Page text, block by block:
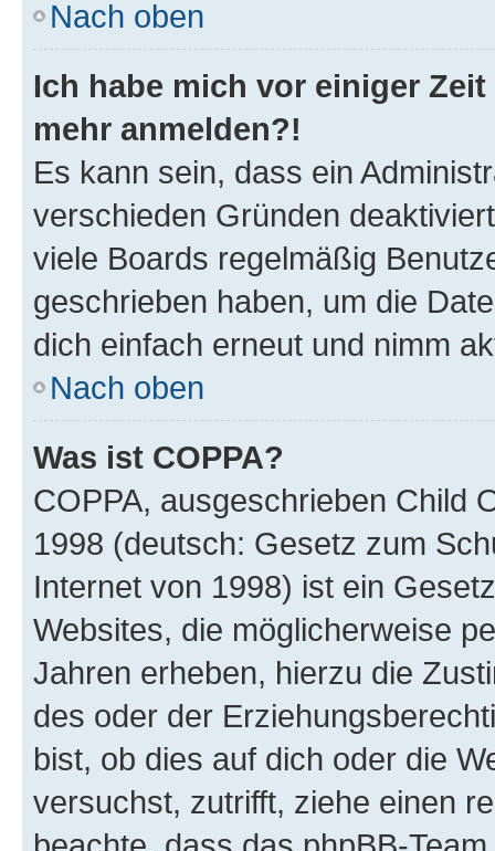
Nach oben
Ich habe mich vor einiger
mehr anmelden?!
Es kann sein, dass ein
verschieden Gründen
viele Boards regelmäßig
geschrieben haben, um die
dich einfach erneut und nimm
Nach oben
Was ist COPPA?
COPPA, ausgeschrieben Child
1998 (deutsch: Gesetz zum
Internet von 1998) ist ein
Websites, die möglicherweise
Jahren erheben, hierzu die
des oder der
bist, ob dies auf dich oder die
versuchst, zutrifft, ziehe einen